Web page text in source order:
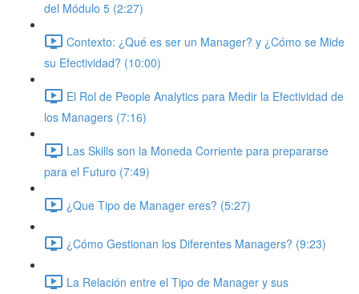
del Módulo 5 (2:27)
Contexto: ¿Qué es ser un Manager? y ¿Cómo se Mide
su Efectividad? (10:00)
El Rol de People Analytics para Medir la Efectividad de
los Managers (7:16)
Las Skills son la Moneda Corriente para prepararse
para el Futuro (7:49)
¿Que Tipo de Manager eres? (5:27)
¿Cómo Gestionan los Diferentes Managers? (9:23)
La Relación entre el Tipo de Manager y sus